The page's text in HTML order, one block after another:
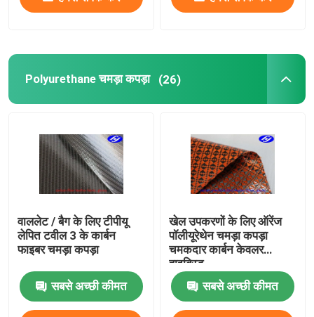
Polyurethane चमड़ा कपड़ा (26)
वाललेट / बैग के लिए टीपीयू
लेपित टवील 3 के कार्बन
फाइबर चमड़ा कपड़ा
सबसे अच्छी कीमत
खेल उपकरणों के लिए ऑरेंज
पॉलीयूरेथेन चमड़ा कपड़ा
चमकदार कार्बन केवलर
हाइब्रिड
सबसे अच्छी कीमत